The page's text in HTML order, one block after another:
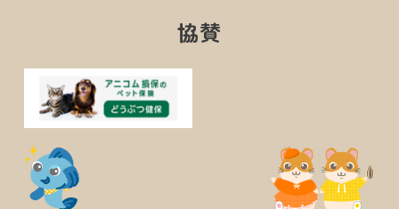
協賛